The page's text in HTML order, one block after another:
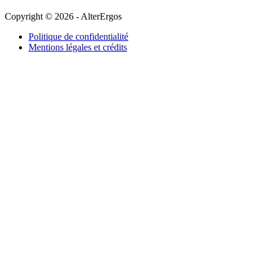
Copyright © 2026 - AlterErgos
Politique de confidentialité
Mentions légales et crédits